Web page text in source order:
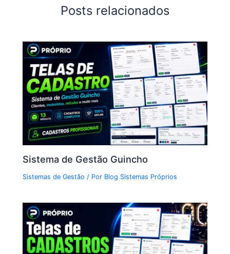
Posts relacionados
Sistema de Gestão Guincho
Sistemas de Gestão / Por Blog Sistemas Próprios